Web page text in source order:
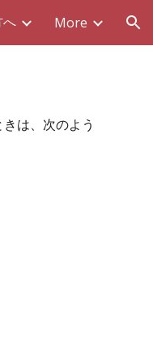
へ More
は、次のよう